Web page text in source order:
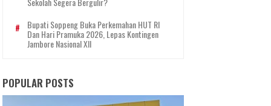
Bupati Soppeng Buka Perkemahan HUT RI
Dan Hari Pramuka 2026, Lepas Kontingen
Jambore Nasional XII
POPULAR POSTS